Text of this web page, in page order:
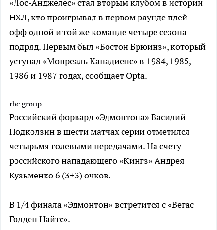
«Лос-Анджелес» стал вторым клубом в истории
НХЛ, кто проигрывал в первом раунде плей-
офф одной и той же команде четыре сезона
подряд. Первым был «Бостон Брюинз», который
уступал «Монреаль Канадиенс» в 1984, 1985,
1986 и 1987 годах, сообщает Opta.
rbc.group
Российский форвард «Эдмонтона» Василий
Подколзин в шести матчах серии отметился
четырьмя голевыми передачами. На счету
российского нападающего «Кингз» Андрея
Кузьменко 6 (3+3) очков.
В 1/4 финала «Эдмонтон» встретится с «Вегас
Голден Найтс».